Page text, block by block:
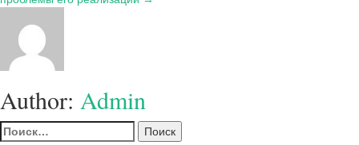
Author: Admin
Найти: